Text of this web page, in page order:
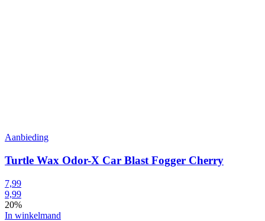
Aanbieding
Turtle Wax Odor-X Car Blast Fogger Cherry
7,99
9,99
20%
In winkelmand